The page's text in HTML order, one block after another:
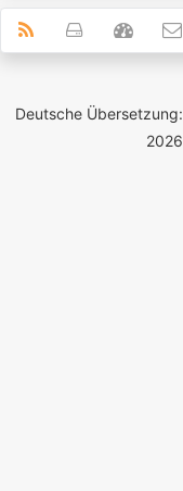
Deutsche Übersetzung:
2026